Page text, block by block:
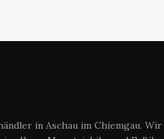
in Aschau im Chiemgau. Wir